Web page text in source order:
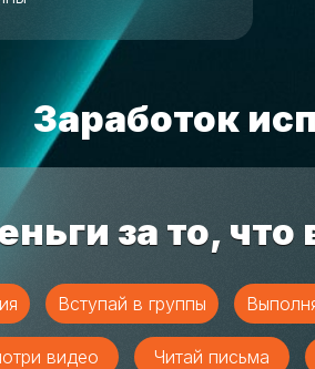
Заработок
за то,
Вступай в группы
видео Читай письма